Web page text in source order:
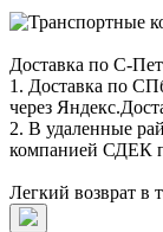
Доставка по С-
1. Доставка по
через
2. В удаленные
компанией СДЕК
Легкий возврат в